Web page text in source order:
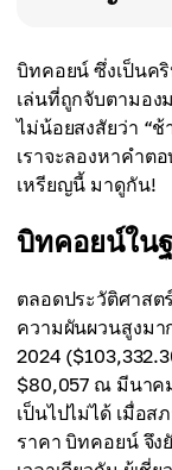
บิทคอยน์ ซึ่งเป็นคริ
เล่นที่ถูกจับตามอ
ไม่น้อยสงสัยว่า “
เราจะลองหาคำต
เหรียญนี้ มาดูกัน!
บิทคอยน์ใน
ตลอดประวัติศาส
ความผันผวนสูงมา
2024
$80,057 ณ มีนาค
เป็นไปไม่ได้ เมื่อส
ราคา บิทคอยน์ จึง